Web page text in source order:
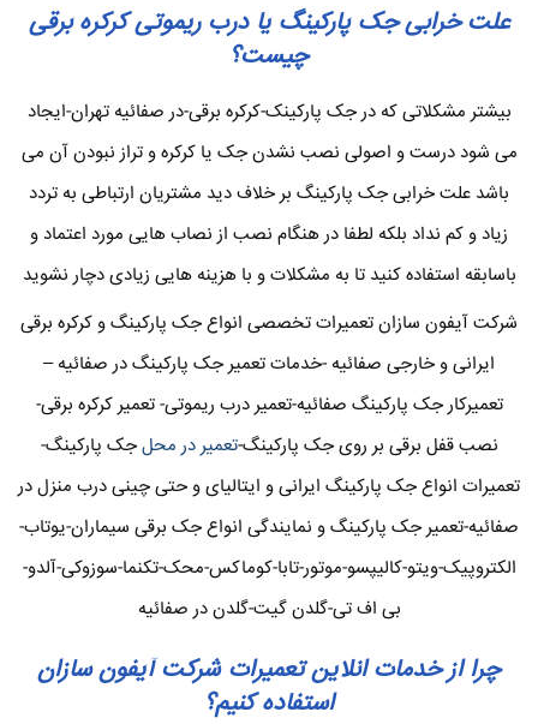
علت خرابی جک پارکینگ یا درب ریموتی کرکره برقی
چیست؟
بیشتر مشکلاتی که در جک پارکینک-کرکره برقی-در صفائیه تهران-ایجاد
می شود درست و اصولی نصب نشدن جک یا کرکره و تراز نبودن آن می
باشد علت خرابی جک پارکینگ بر خلاف دید مشتریان ارتباطی به تردد
زیاد و کم نداد بلکه لطفا در هنگام نصب از نصاب هایی مورد اعتماد و
باسابقه استفاده کنید تا به مشکلات و با هزینه هایی زیادی دچار نشوید
شرکت آیفون سازان تعمیرات تخصصی انواع جک پارکینگ و کرکره برقی
ایرانی و خارجی صفائیه -خدمات تعمیر جک پارکینگ در صفائیه –
تعمیرکار جک پارکینگ صفائیه-تعمیر درب ریموتی- تعمیر کرکره برقی-
نصب قفل برقی بر روی جک پارکینگ-تعمیر در محلجک پارکینگ-
تعمیرات انواع جک پارکینگ ایرانی و ایتالیای و حتی چینی درب منزل در
صفائیه-تعمیر جک پارکینگ و نمایندگی انواع جک برقی سیماران-یوتاب-
الکتروپیک-ویتو-کالیپسو-موتور-تابا-کوماکس-محک-تکنما-سوزوکی-آلدو-
بی اف تی-گلدن گیت-گلدن در صفائیه
چرا از خدمات انلاین تعمیرات شرکت آیفون سازان
استفاده کنیم؟